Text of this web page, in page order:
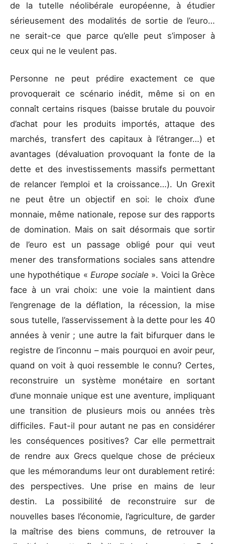
de la tutelle néolibérale européenne, à étudier
sérieusement des modalités de sortie de l’euro…
ne serait-ce que parce qu’elle peut s’imposer à
ceux qui ne le veulent pas.
Personne ne peut prédire exactement ce que
provoquerait ce scénario inédit, même si on en
connaît certains risques (baisse brutale du pouvoir
d’achat pour les produits importés, attaque des
marchés, transfert des capitaux à l’étranger…) et
avantages (dévaluation provoquant la fonte de la
dette et des investissements massifs permettant
de relancer l’emploi et la croissance…). Un Grexit
ne peut être un objectif en soi: le choix d’une
monnaie, même nationale, repose sur des rapports
de domination. Mais on sait désormais que sortir
de l’euro est un passage obligé pour qui veut
mener des transformations sociales sans attendre
une hypothétique « Europe sociale ». Voici la Grèce
face à un vrai choix: une voie la maintient dans
l’engrenage de la déflation, la récession, la mise
sous tutelle, l’asservissement à la dette pour les 40
années à venir ; une autre la fait bifurquer dans le
registre de l’inconnu – mais pourquoi en avoir peur,
quand on voit à quoi ressemble le connu? Certes,
reconstruire un système monétaire en sortant
d’une monnaie unique est une aventure, impliquant
une transition de plusieurs mois ou années très
difficiles. Faut-il pour autant ne pas en considérer
les conséquences positives? Car elle permettrait
de rendre aux Grecs quelque chose de précieux
que les mémorandums leur ont durablement retiré:
des perspectives. Une prise en mains de leur
destin. La possibilité de reconstruire sur de
nouvelles bases l’économie, l’agriculture, de garder
la maîtrise des biens communs, de retrouver la